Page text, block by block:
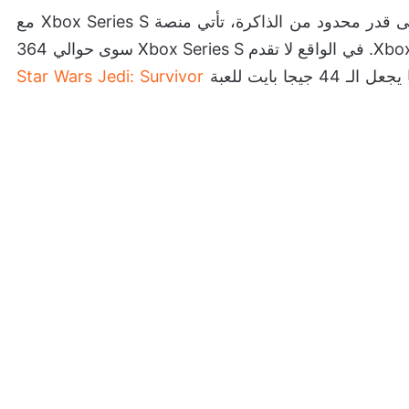
شيء جيد حقًا لأن Xbox Series S الأرخص يحتوي على قدر محدود من الذاكرة، تأتي منصة Xbox Series S مع
512 جيجا بايت كمساحة تخزين على عكس Xbox Series X. في الواقع لا تقدم Xbox Series S سوى حوالي 364
بايت للعبة
Star Wars Jedi: Survivor